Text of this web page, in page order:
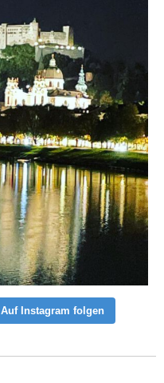
Auf Instagram folgen